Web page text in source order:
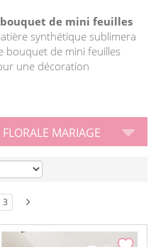
bouquet de mini feuilles
synthétique sublimera
bouquet de mini feuilles
une décoration
MARIAGE
3